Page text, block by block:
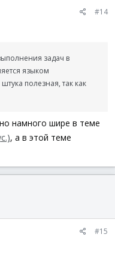
#14
задач в
языком
полезная, так как
намного шире в теме
, а в этой теме
#15